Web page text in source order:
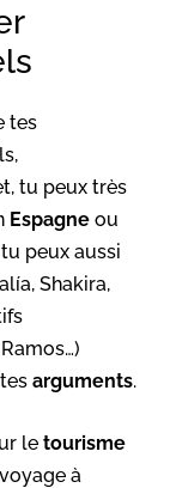
tes
tu peux très
Espagne ou
peux aussi
Shakira,
arguments.
le tourisme
à